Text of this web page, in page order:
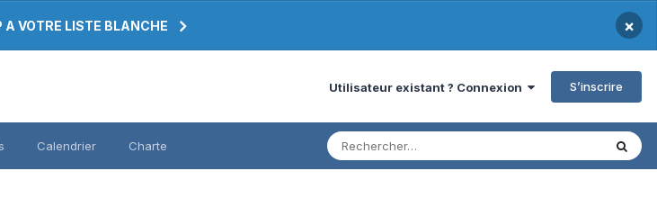
A VOTRE LISTE BLANCHE ×
Utilisateur existant ? Connexion S’inscrire
Calendrier Charte